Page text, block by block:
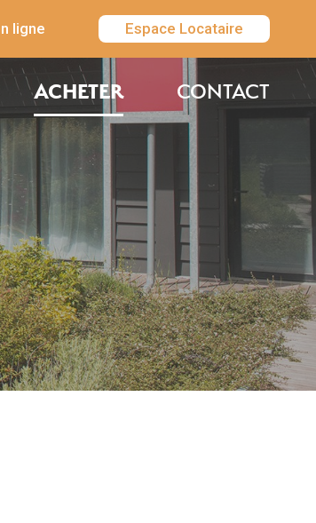
ligne Espace Locataire
ACHETER CONTACT